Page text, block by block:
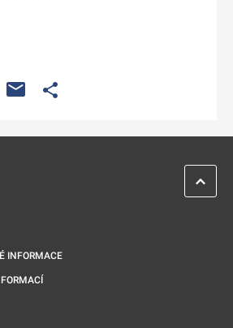
na nové kartě
se otevře na nové kartě
Odkaz se otevře na nové kartě
INFORMACE
ZPĚT